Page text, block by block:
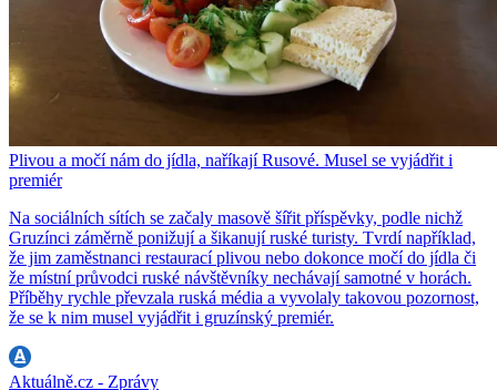
Plivou a močí nám do jídla, naříkají Rusové. Musel se vyjádřit i
premiér
Na sociálních sítích se začaly masově šířit příspěvky, podle nichž
Gruzínci záměrně ponižují a šikanují ruské turisty. Tvrdí například,
že jim zaměstnanci restaurací plivou nebo dokonce močí do jídla či
že místní průvodci ruské návštěvníky nechávají samotné v horách.
Příběhy rychle převzala ruská média a vyvolaly takovou pozornost,
že se k nim musel vyjádřit i gruzínský premiér.
Aktuálně.cz - Zprávy